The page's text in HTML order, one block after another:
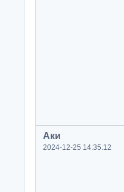
Аки
2024-12-25 14:35:12